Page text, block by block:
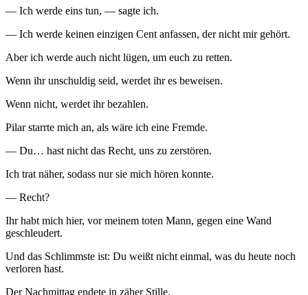
— Ich werde eins tun, — sagte ich.
— Ich werde keinen einzigen Cent anfassen, der nicht mir gehört.
Aber ich werde auch nicht lügen, um euch zu retten.
Wenn ihr unschuldig seid, werdet ihr es beweisen.
Wenn nicht, werdet ihr bezahlen.
Pilar starrte mich an, als wäre ich eine Fremde.
— Du… hast nicht das Recht, uns zu zerstören.
Ich trat näher, sodass nur sie mich hören konnte.
— Recht?
Ihr habt mich hier, vor meinem toten Mann, gegen eine Wand
geschleudert.
Und das Schlimmste ist: Du weißt nicht einmal, was du heute noch
verloren hast.
Der Nachmittag endete in zäher Stille.